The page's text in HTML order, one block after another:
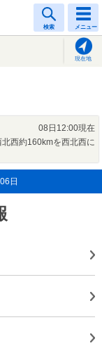
検索 メニュー
現在地
08日12:00現在
西約160kmを西北西に
日